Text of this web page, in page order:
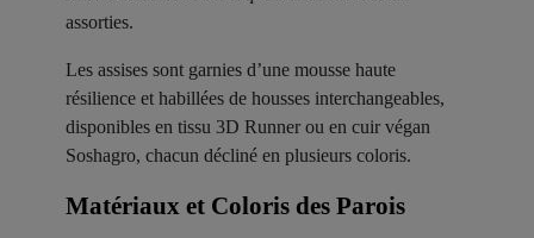
assorties.
Les assises sont garnies d’une mousse haute
résilience et habillées de housses interchangeables,
disponibles en tissu 3D Runner ou en cuir végan
Soshagro, chacun décliné en plusieurs coloris.
Matériaux et Coloris des Parois ​